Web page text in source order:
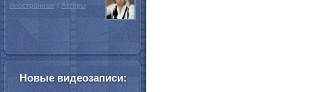
Иностранные / Актёры
Новые видеозаписи: